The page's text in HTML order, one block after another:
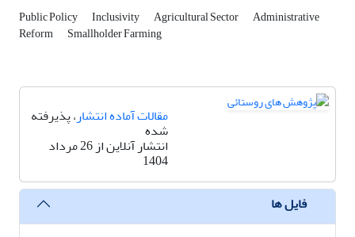
Public Policy Inclusivity Agricultural Sector Administrative
Reform Smallholder Farming
مقالات آماده انتشار، پذیرفته
شده
انتشار آنلاین از 26 مرداد
1404
فایل ها